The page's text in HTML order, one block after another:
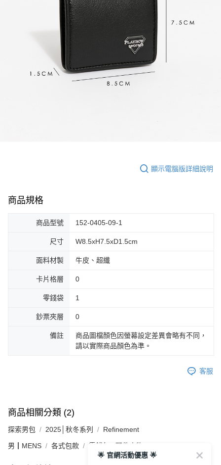
顯示電腦版詳細說明
商品規格
商品型號 152-0405-09-1
尺寸 W8.5xH7.5xD1.5cm
面料材製 牛皮、超纖
卡片格層 0
零錢袋 1
鈔票夾層 0
備註
商品圖檔顏色因螢幕設定差異會略有不同，
請以實際商品顏色為準。
客服
商品相關分類 (2)
探索男包 2025│秋冬系列 Refinement
男┃MENS 各式包款 零錢包 / 配件小物
🌟 官網活動優惠 🌟